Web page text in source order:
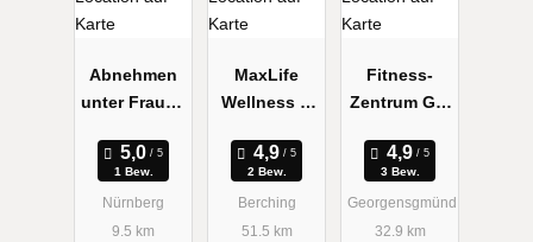
Abnehmen
unter Frauen
Schlankheit
sstudio
1 Bew.
Nürnberg
9.5 km
MaxLife
Wellness &
2 Bew.
Berching
51.5 km
Fitness-
Zentrum Get
3 Bew.
Georgensgmünd
32.9 km